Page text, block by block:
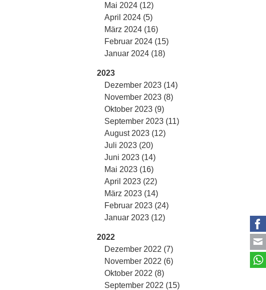
Mai 2024 (12)
April 2024 (5)
März 2024 (16)
Februar 2024 (15)
Januar 2024 (18)
2023
Dezember 2023 (14)
November 2023 (8)
Oktober 2023 (9)
September 2023 (11)
August 2023 (12)
Juli 2023 (20)
Juni 2023 (14)
Mai 2023 (16)
April 2023 (22)
März 2023 (14)
Februar 2023 (24)
Januar 2023 (12)
2022
Dezember 2022 (7)
November 2022 (6)
Oktober 2022 (8)
September 2022 (15)